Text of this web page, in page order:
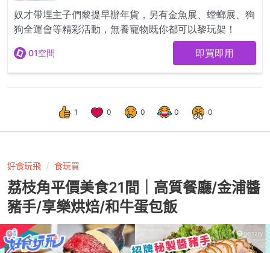
1 0 0 0 0
好食玩飛 食玩買
荔枝角平價美食21間｜高質餐廳/金浦醬
豬手/享樂烘焙/和牛蛋包飯